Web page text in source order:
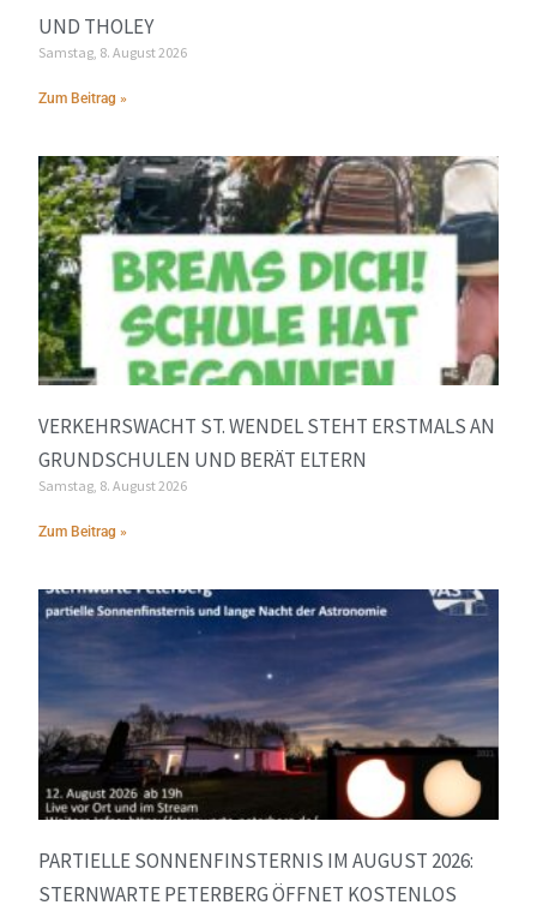
UND THOLEY
Samstag, 8. August 2026
Zum Beitrag »
VERKEHRSWACHT ST. WENDEL STEHT ERSTMALS AN
GRUNDSCHULEN UND BERÄT ELTERN
Samstag, 8. August 2026
Zum Beitrag »
PARTIELLE SONNENFINSTERNIS IM AUGUST 2026:
STERNWARTE PETERBERG ÖFFNET KOSTENLOS